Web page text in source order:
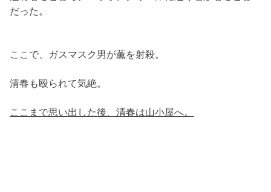
だった。
ここで、ガスマスク男が薫を射殺。
清春も殴られて気絶。
ここまで思い出した後、清春は山小屋へ。